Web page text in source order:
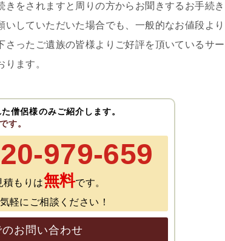
をされますと周りの方からお聞きするお手続き
していただいた場合でも、一般的なお値段より
ったご遺族の皆様よりご好評を頂いているサー
ります。
僧侶様のみご紹介します。
す。
979-659
積もりは無料です。
軽にご相談ください！
お問い合わせ